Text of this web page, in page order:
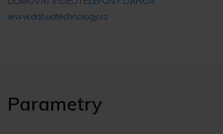
www.dahuatechnology.cz
Parametry